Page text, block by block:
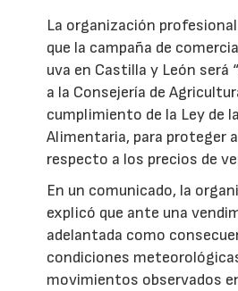
La organización
que la campaña de
uva en Castilla y León será
a la Consejería de
cumplimiento de la Ley de
Alimentaria, para proteger
respecto a los precios de
En un comunicado, la
explicó que ante una
adelantada como
condiciones
movimientos observados